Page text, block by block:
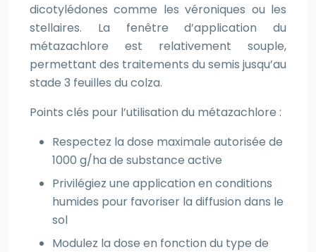
dicotylédones comme les véroniques ou les
stellaires. La fenêtre d’application du
métazachlore est relativement souple,
permettant des traitements du semis jusqu’au
stade 3 feuilles du colza.
Points clés pour l’utilisation du métazachlore :
Respectez la dose maximale autorisée de
1000 g/ha de substance active
Privilégiez une application en conditions
humides pour favoriser la diffusion dans le
sol
Modulez la dose en fonction du type de